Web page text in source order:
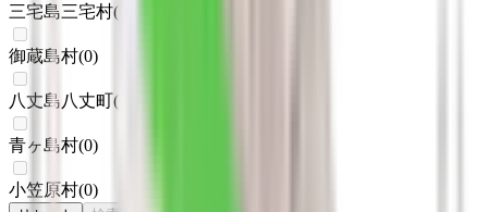
三宅島三宅村(
御蔵島村(0)
八丈島八丈町(
青ヶ島村(0)
小笠原村(0)